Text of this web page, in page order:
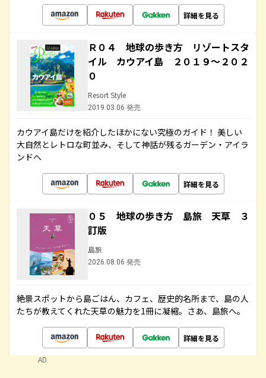
詳細を見る
Ｒ０４ 地球の歩き方 リゾートスタ
イル カウアイ島 ２０１９～２０２
０
Resort Style
2019.03.06 発売
カウアイ島だけを紹介したほかにない究極のガイド！ 美しい
大自然とレトロな町並み、そして神話が残るガーデン・アイラ
ンドへ
詳細を見る
０５ 地球の歩き方 島旅 天草 ３
訂版
島旅
2026.08.06 発売
絶景スポットから島ごはん、カフェ、歴史的名所まで、島の人
たちが教えてくれた天草の魅力を1冊に凝縮。さあ、島旅へ。
詳細を見る
AD